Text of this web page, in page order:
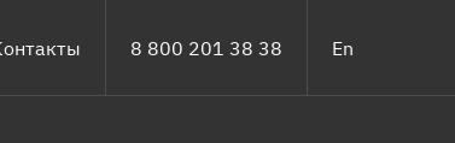
8 800 201 38 38 En